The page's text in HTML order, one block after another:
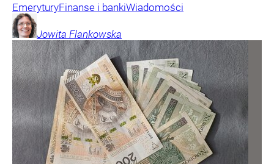
EmeryturyFinanse i bankiWiadomości
Jowita Flankowska